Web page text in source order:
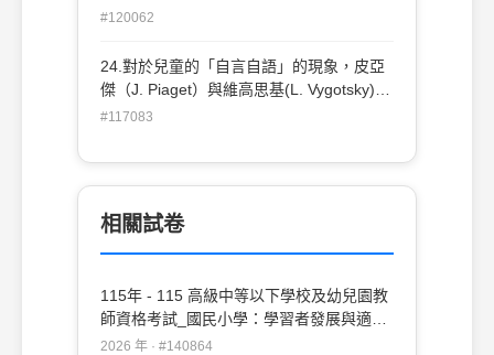
確？(A) 維高斯基認為此種語言幫助兒童計
言(C) 皮亞傑指出這是具體運思期兒童常出
現之語言(D) 皮亞傑用此說明兒童自我中心
#120062
24.對於兒童的「自言自語」的現象，皮亞
傑（J. Piaget）與維高思基(L. Vygotsky)分
別持有不同的觀點，下列的描述何者正確？
助兒童計劃與調整行為 (B) 維高思基(L.
Vygotsky)主張此為私我的語言 (C) 皮亞傑
現的行為 (D) 皮亞傑(J. Piaget)用此說明兒
童的去自我中心傾向的典型特徵
#117083
相關試卷
115年 - 115 高級中等以下學校及幼兒園教
師資格考試_國民小學：學習者發展與適性
輔導#140864
2026 年 · #140864